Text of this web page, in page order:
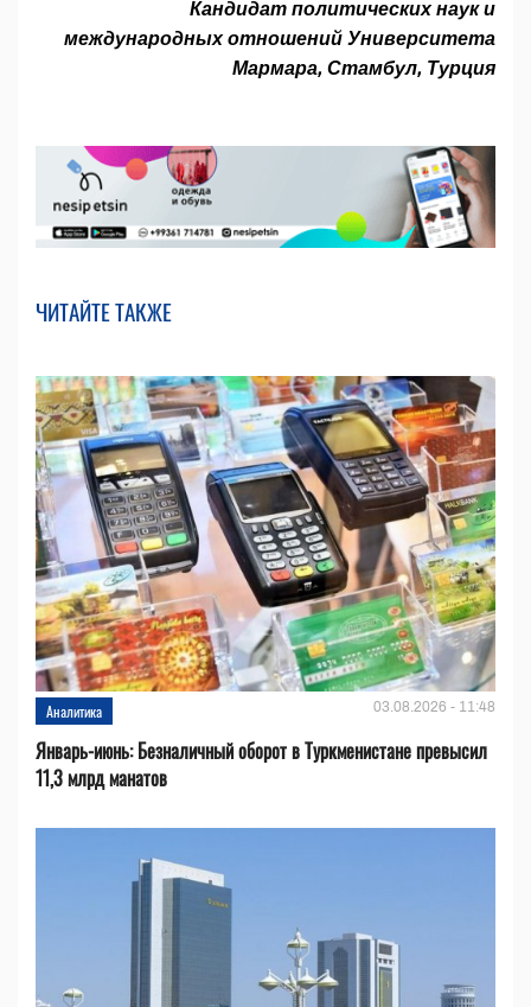
Кандидат политических наук и
международных отношений Университета
Мармара, Стамбул, Турция
ЧИТАЙТЕ ТАКЖЕ
Аналитика 03.08.2026 - 11:48
Январь-июнь: Безналичный оборот в Туркменистане превысил
11,3 млрд манатов